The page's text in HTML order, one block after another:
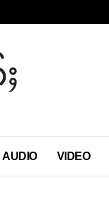
AUDIO VIDEO